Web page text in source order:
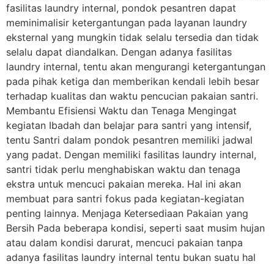
fasilitas laundry internal, pondok pesantren dapat
meminimalisir ketergantungan pada layanan laundry
eksternal yang mungkin tidak selalu tersedia dan tidak
selalu dapat diandalkan. Dengan adanya fasilitas
laundry internal, tentu akan mengurangi ketergantungan
pada pihak ketiga dan memberikan kendali lebih besar
terhadap kualitas dan waktu pencucian pakaian santri.
Membantu Efisiensi Waktu dan Tenaga Mengingat
kegiatan Ibadah dan belajar para santri yang intensif,
tentu Santri dalam pondok pesantren memiliki jadwal
yang padat. Dengan memiliki fasilitas laundry internal,
santri tidak perlu menghabiskan waktu dan tenaga
ekstra untuk mencuci pakaian mereka. Hal ini akan
membuat para santri fokus pada kegiatan-kegiatan
penting lainnya. Menjaga Ketersediaan Pakaian yang
Bersih Pada beberapa kondisi, seperti saat musim hujan
atau dalam kondisi darurat, mencuci pakaian tanpa
adanya fasilitas laundry internal tentu bukan suatu hal